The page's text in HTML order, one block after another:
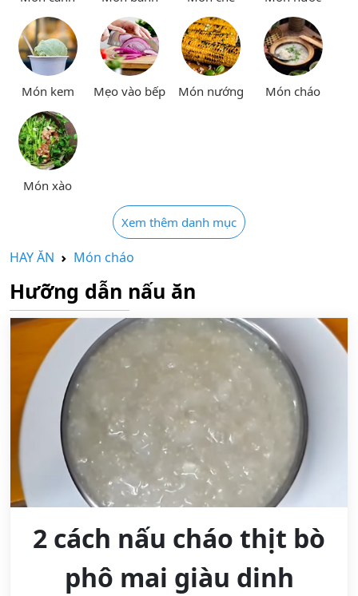
Món kem Mẹo vào bếp Món nướng Món cháo
Món xào
Xem thêm danh mục
HAY ĂN Món cháo
Hưỡng dẫn nấu ăn
2 cách nấu cháo thịt bò
phô mai giàu dinh